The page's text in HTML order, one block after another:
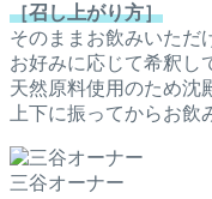
［召し上がり方］
そのままお飲みいただ
お好みに応じて希釈し
天然原料使用のため沈
上下に振ってからお飲
三谷オーナー